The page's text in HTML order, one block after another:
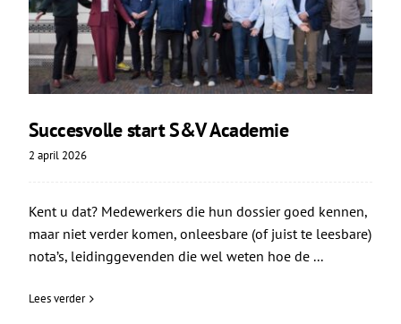
Succesvolle start S&V Academie
2 april 2026
Kent u dat? Medewerkers die hun dossier goed kennen,
maar niet verder komen, onleesbare (of juist te leesbare)
nota’s, leidinggevenden die wel weten hoe de ...
Lees verder